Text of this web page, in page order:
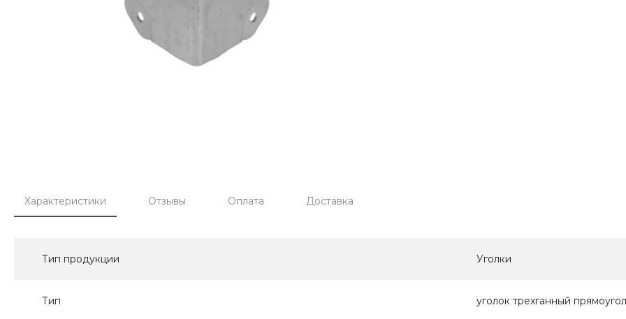
Характеристики Отзывы Оплата Доставка
Тип продукции Уголки
Тип уголок трехганный